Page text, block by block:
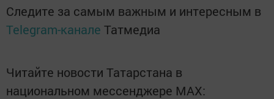
Следите за самым важным и интересным в
Telegram-канале Татмедиа
Читайте новости Татарстана в
национальном мессенджере MАХ: